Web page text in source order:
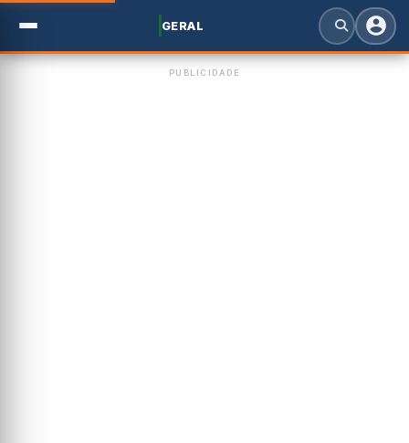
GERAL
PUBLICIDADE